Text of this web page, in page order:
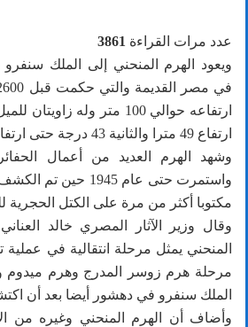
عدد مرات القراءة 3861
ويعود الهرم المنحني إلى الملك
ارتفاع 49 مترا والثانية 43 درجة حتى ارتفاع 52 مترا.
واستمرت حتى عام
مكتوبا أكثر من مرة على الكتل الحجرية
وقال وزير الآثار المصري خالد
المنحني يمثل مرحلة انتقالية في عملية
مرحلة هرم زوسر المدرج وهرم ميدوم
الملك سنفرو في دهشور أيضا بعد أن
وأضاف أن الهرم المنحني وغيره من